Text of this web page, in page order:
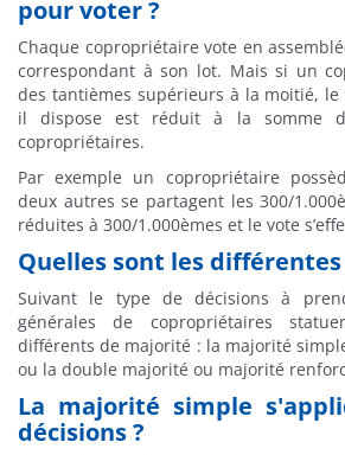
pour voter ?
Chaque copropriétaire vote en
correspondant à son lot. Mais si un
des tantièmes supérieurs à la moitié,
il dispose est réduit à la somme
copropriétaires.
Par exemple un copropriétaire
deux autres se partagent les 300/
réduites à 300/1.000èmes et le vote
Quelles sont les
Suivant le type de décisions à
générales de copropriétaires
différents de majorité : la majorité
ou la double majorité ou majorité
La majorité simple
décisions ?